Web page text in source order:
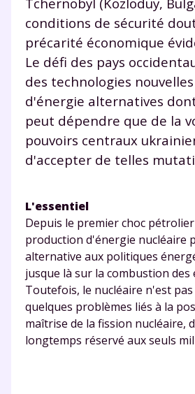
conditions de sécurité
précarité économique
Le défi des pays
des technologies
d'énergie alternatives
peut dépendre que de la
pouvoirs centraux
d'accepter de telles
L'essentiel
Depuis le premier choc
production d'énergie nucléaire
alternative aux politiques
jusque là sur la combustion des
Toutefois, le nucléaire n'est
quelques problèmes liés à la
maîtrise de la fission nucléaire,
longtemps réservé aux seuls
Envie de
et de
année
pendant 24h
plateforme de
scolaire !
Fiches de cours et
corrigés,podcasts de
Unespace dédié aux